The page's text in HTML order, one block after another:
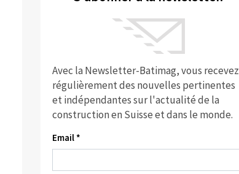
Avec la Newsletter-Batimag, vous recevez
régulièrement des nouvelles pertinentes
et indépendantes sur l'actualité de la
construction en Suisse et dans le monde.
Email *